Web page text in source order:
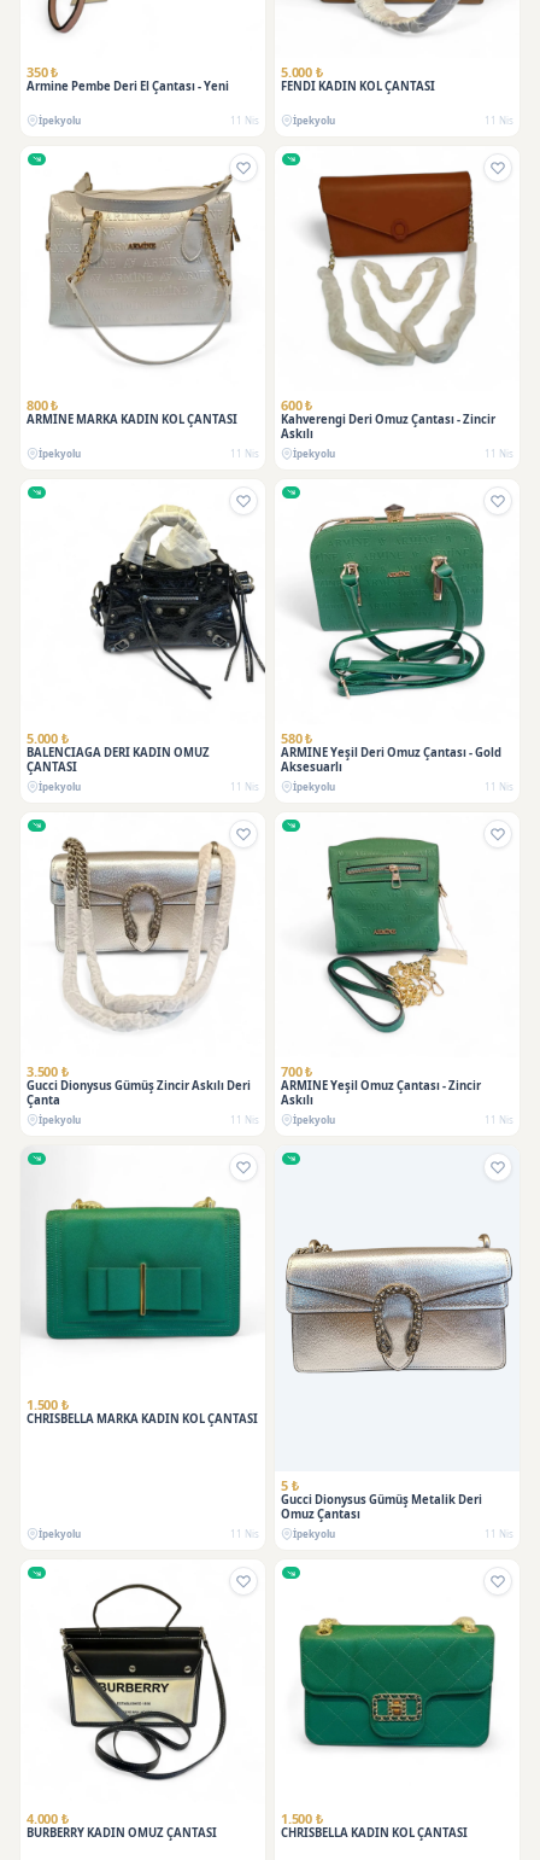
350 ₺
Armine Pembe Deri El Çantası - Yeni
İpekyolu 11 Nis
5.000 ₺
FENDI KADIN KOL ÇANTASI
İpekyolu 11 Nis
800 ₺
ARMİNE MARKA KADIN KOL ÇANTASI
İpekyolu 11 Nis
600 ₺
Kahverengi Deri Omuz Çantası - Zincir
Askılı
İpekyolu 11 Nis
5.000 ₺
BALENCIAGA DERİ KADIN OMUZ
ÇANTASI
İpekyolu 11 Nis
580 ₺
ARMINE Yeşil Deri Omuz Çantası - Gold
Aksesuarlı
İpekyolu 11 Nis
3.500 ₺
Gucci Dionysus Gümüş Zincir Askılı Deri
Çanta
İpekyolu 11 Nis
700 ₺
ARMINE Yeşil Omuz Çantası - Zincir
Askılı
İpekyolu 11 Nis
1.500 ₺
CHRISBELLA MARKA KADIN KOL ÇANTASI
İpekyolu 11 Nis
5 ₺
Gucci Dionysus Gümüş Metalik Deri
Omuz Çantası
İpekyolu 11 Nis
4.000 ₺
BURBERRY KADIN OMUZ ÇANTASI
1.500 ₺
CHRISBELLA KADIN KOL ÇANTASI